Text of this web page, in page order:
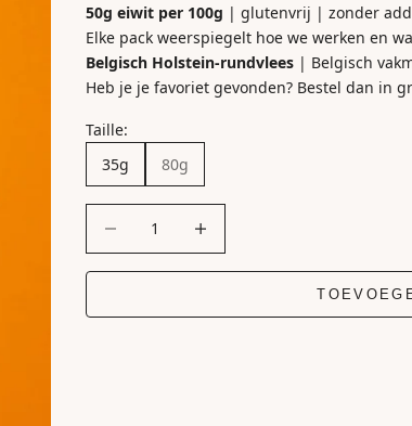
50g eiwit per 100g | glutenvrij | zonder
Elke pack weerspiegelt hoe we werken en
Belgisch Holstein-rundvlees | Belgisch
Heb je je favoriet gevonden? Bestel dan in
Taille:
35g
80g